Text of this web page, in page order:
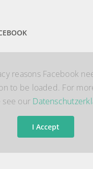
reasons Facebook
to be loaded. For
see our
I Accept